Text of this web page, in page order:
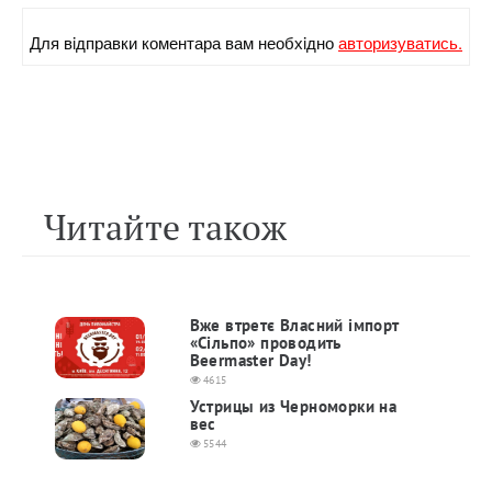
Для вiдправки коментара вам необхiдноавторизуватись.
Читайте також
Вже втретє Власний імпорт
«Сільпо» проводить
Beermaster Day!
4615
Устрицы из Черноморки на
вес
5544